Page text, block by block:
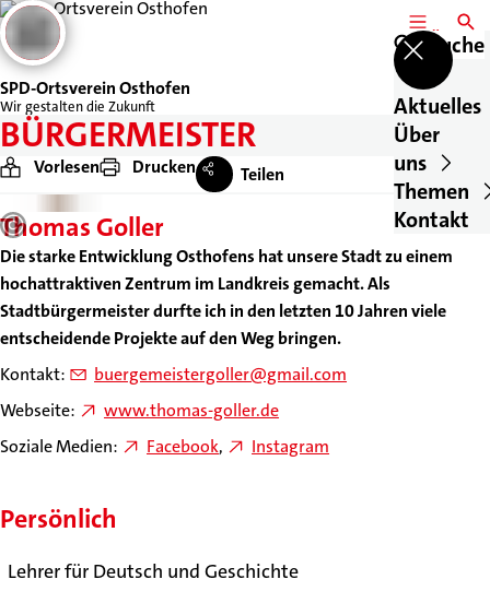
SPD-Ortsverein Osthofen
Wir gestalten die Zukunft
MENÜSuche
Aktuelles
Über
uns
Themen
Kontakt
BÜRGERMEISTER
Vorlesen Drucken Teilen
Thomas Goller
Die starke Entwicklung Osthofens hat unsere Stadt zu einem
hochattraktiven Zentrum im Landkreis gemacht. Als
Stadtbürgermeister durfte ich in den letzten 10 Jahren viele
entscheidende Projekte auf den Weg bringen.
Kontakt:
buergemeistergoller@gmail.com
Webseite:
www.thomas-goller.de
Soziale Medien:
Facebook, Instagram
Persönlich
Lehrer für Deutsch und Geschichte